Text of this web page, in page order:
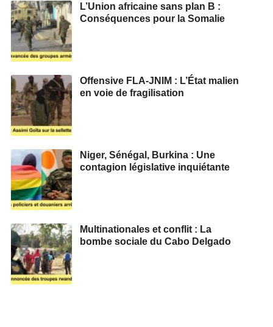
L’Union africaine sans plan B :
Conséquences pour la Somalie
Offensive FLA-JNIM : L’État malien
en voie de fragilisation
Niger, Sénégal, Burkina : Une
contagion législative inquiétante
Multinationales et conflit : La
bombe sociale du Cabo Delgado